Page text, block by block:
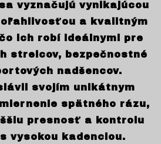
vyznačujú vynikajúcou
a kvalitným
ich robí ideálnymi pre
strelcov, bezpečnostné
nadšencov.
svojím unikátnym
spätného rázu,
presnosť a kontrolu
vysokou kadenciou.